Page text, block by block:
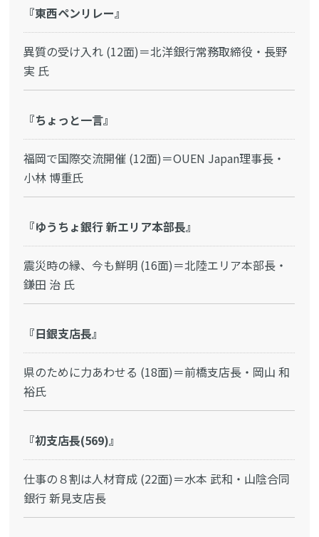
『東西ペンリレー』
異質の受け入れ (12面)＝北洋銀行常務取締役・長野
実 氏
『ちょっと一言』
福岡で国際交流開催 (12面)＝OUEN Japan理事長・
小林 博重氏
『ゆうちょ銀行 新エリア本部長』
震災時の縁、今も鮮明 (16面)＝北陸エリア本部長・
鎌田 治 氏
『日銀支店長』
県のために力あわせる (18面)＝前橋支店長・岡山 和
裕氏
『初支店長(569)』
仕事の８割は人材育成 (22面)＝水本 武和・山陰合同
銀行 新見支店長